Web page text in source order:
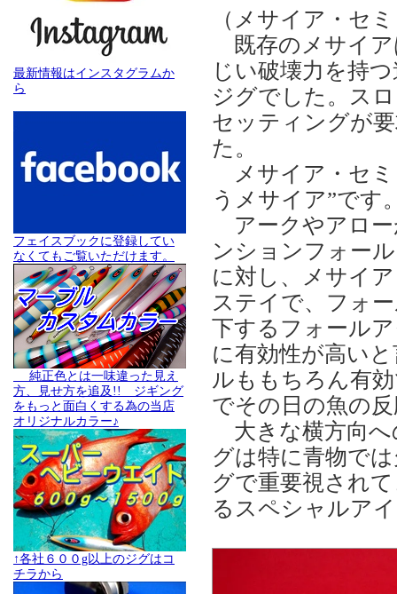
最新情報はインスタグラムか
ら
フェイスブックに登録してい
なくてもご覧いただけます。
純正色とは一味違った見え
方、見せ方を追及!! ジギング
をもっと面白くする為の当店
オリジナルカラー♪
↑各社６００g以上のジグはコ
チラから
（メサイア・セ
既存のメサイア
じい破壊力を持
ジグでした。ス
セッティングが
た。
メサイア・セミ
うメサイア”です
アークやアロー
ンションフォー
に対し、メサイ
ステイで、フォ
下するフォール
に有効性が高い
ルももちろん有
でその日の魚の
大きな横方向へ
グは特に青物で
グで重要視され
るスペシャルア